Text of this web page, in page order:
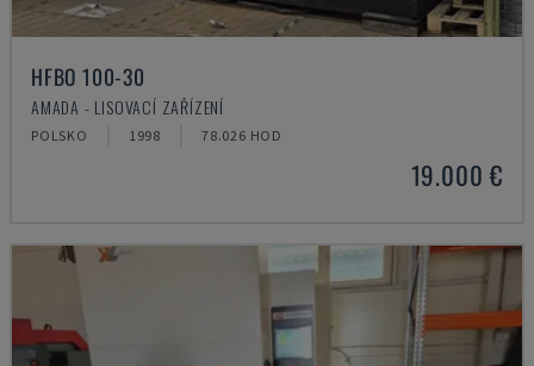
HFBO 100-30
AMADA - LISOVACÍ ZAŘÍZENÍ
POLSKO 1998 78.026 HOD
19.000 €